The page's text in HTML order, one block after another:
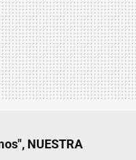
NUESTRA